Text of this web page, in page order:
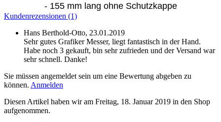
- 155 mm lang ohne Schutzkappe
Kundenrezensionen (1)
Hans Berthold-Otto, 23.01.2019
Sehr gutes Grafiker Messer, liegt fantastisch in der Hand.
Habe noch 3 gekauft, bin sehr zufrieden und der Versand war
sehr schnell. Danke!
Sie müssen angemeldet sein um eine Bewertung abgeben zu
können. Anmelden
Diesen Artikel haben wir am Freitag, 18. Januar 2019 in den Shop
aufgenommen.